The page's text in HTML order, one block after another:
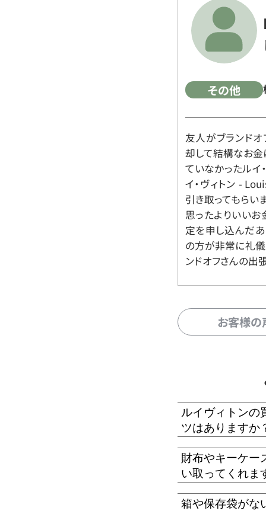
その他
友人がブランド
却して結構なお金
ていなかったルイ
イ・ヴィトン -
引き取ってもらい
思ったよりいいお
定を申し込んだ
の方が非常に礼儀
ンドオフさんの出
お客様
ルイヴィトンの
ツはありますか
財布やキーケー
い取ってくれま
箱や保存袋がな